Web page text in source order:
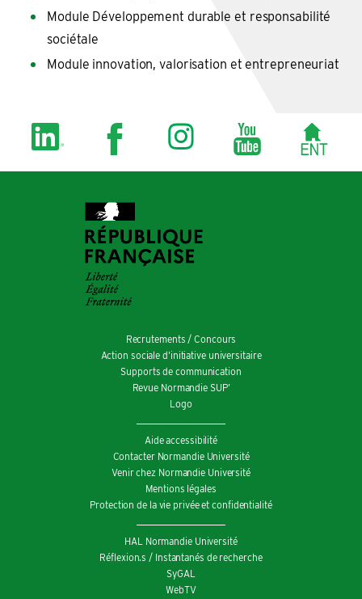
Module Développement durable et responsabilité
sociétale
Module innovation, valorisation et entrepreneuriat
Recrutements / Concours
Action sociale d’initiative universitaire
Supports de communication
Revue Normandie SUP’
Logo
Aide accessibilité
Contacter Normandie Université
Venir chez Normandie Université
Mentions légales
Protection de la vie privée et confidentialité
HAL Normandie Université
Réflexion.s / Instantanés de recherche
SyGAL
WebTV